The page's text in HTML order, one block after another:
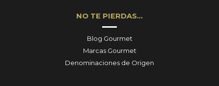
NO TE PIERDAS…
Blog Gourmet
Marcas Gourmet
Denominaciones de Origen